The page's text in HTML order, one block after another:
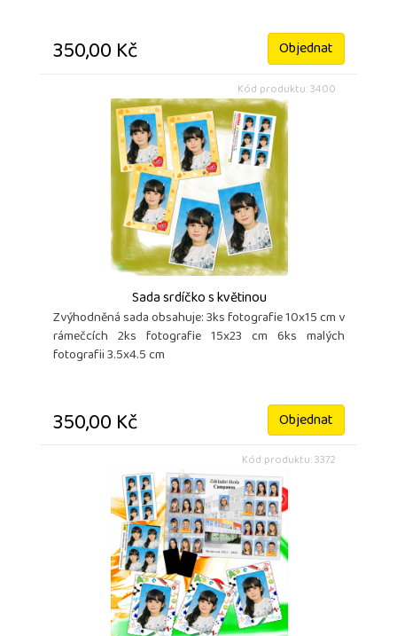
350,00 Kč Objednat
Kód produktu: 3400
Sada srdíčko s květinou
Zvýhodněná sada obsahuje: 3ks fotografie 10x15 cm v
rámečcích 2ks fotografie 15x23 cm 6ks malých
fotografii 3.5x4.5 cm
350,00 Kč Objednat
Kód produktu: 3372